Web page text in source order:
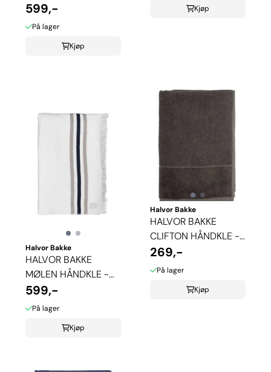
BEIGE
599,-
På lager
Kjøp
Kjøp
Halvor Bakke
HALVOR BAKKE
MØLEN HÅNDKLE -
HVIT
599,-
På lager
Kjøp
Halvor Bakke
HALVOR BAKKE
CLIFTON HÅNDKLE -
MULDVARP
269,-
På lager
Kjøp